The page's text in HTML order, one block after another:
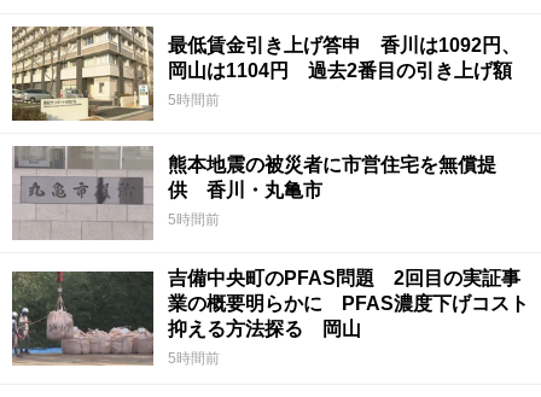
最低賃金引き上げ答申 香川は1092円、
岡山は1104円 過去2番目の引き上げ額
5時間前
熊本地震の被災者に市営住宅を無償提
供 香川・丸亀市
5時間前
吉備中央町のPFAS問題 2回目の実証事
業の概要明らかに PFAS濃度下げコスト
抑える方法探る 岡山
5時間前